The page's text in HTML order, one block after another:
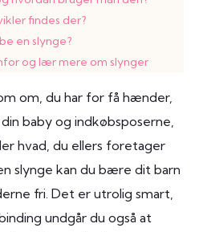
findes der?
en slynge?
og lær mere om slynger
om, du har for få hænder,
baby og indkøbsposerne,
hvad, du ellers foretager
slynge kan du bære dit barn
fri. Det er utrolig smart,
undgår du også at